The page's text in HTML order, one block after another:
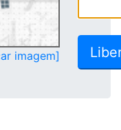
imagem]